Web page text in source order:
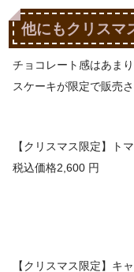
他にもクリスマ
チョコレート感はあま
スケーキが限定で販売さ
【クリスマス限定】ト
税込価格2,600 円
【クリスマス限定】キ